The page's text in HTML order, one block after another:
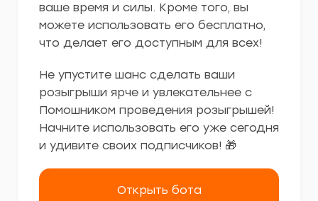
ваше время и силы. Кроме того, вы
можете использовать его бесплатно,
что делает его доступным для всех!
Не упустите шанс сделать ваши
розыгрыши ярче и увлекательнее с
Помошником проведения розыгрышей!
Начните использовать его уже сегодня
и удивите своих подписчиков! 🎁
Открыть бота